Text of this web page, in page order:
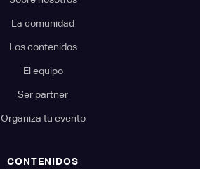
La comunidad
Los contenidos
El equipo
Ser partner
Organiza tu evento
CONTENIDOS